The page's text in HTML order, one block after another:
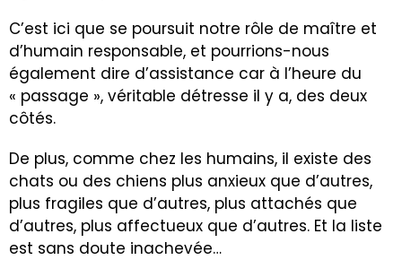
C’est ici que se poursuit notre rôle de maître et
d’humain responsable, et pourrions-nous
également dire d’assistance car à l’heure du
« passage », véritable détresse il y a, des deux
côtés.
De plus, comme chez les humains, il existe des
chats ou des chiens plus anxieux que d’autres,
plus fragiles que d’autres, plus attachés que
d’autres, plus affectueux que d’autres. Et la liste
est sans doute inachevée…